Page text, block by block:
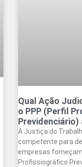
Qual Ação
o PPP (Perfil
Previdenciário)
A Justiça do
competente para
empresas forneçam
Profissiográfico